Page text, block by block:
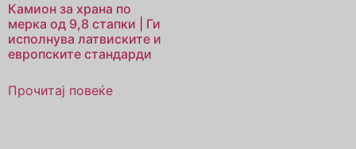
Камион за храна по
мерка од 9,8 стапки | Ги
исполнува латвиските и
европските стандарди
Прочитај повеќе